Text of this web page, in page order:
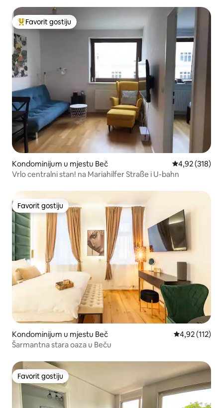
Glavni favorit gostiju
Favorit gostiju
Kondominijum u mjestu Beč prosječna
4,92 (318)
Vrlo centralni stan! na Mariahilfer Straße i U-bahn
Favorit gostiju
Favorit gostiju
Kondominijum u mjestu Beč prosječna
4,92 (112)
Šarmantna stara oaza u Beču
Favorit gostiju
Favorit gostiju